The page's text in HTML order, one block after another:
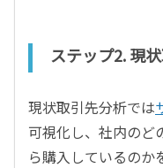
ステップ2. 現
現状取引先分析では
可視化し、社内のど
ら購入しているのか